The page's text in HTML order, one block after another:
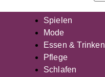
Spielen
Mode
Essen & Trinken
Pflege
Schlafen